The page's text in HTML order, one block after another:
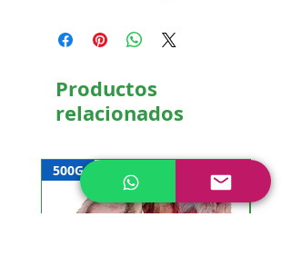
Productos
relacionados
500G